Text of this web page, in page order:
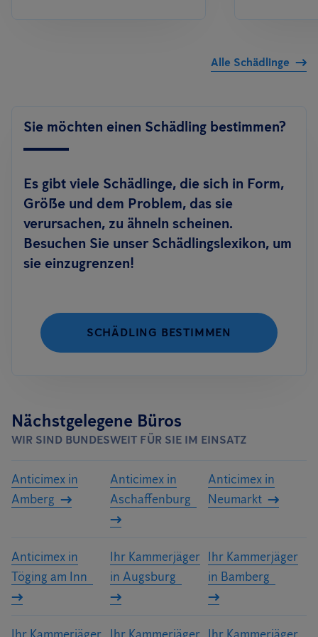
Alle Schädlinge
Sie möchten einen Schädling bestimmen?
Es gibt viele Schädlinge, die sich in Form,
Größe und dem Problem, das sie
verursachen, zu ähneln scheinen.
Besuchen Sie unser Schädlingslexikon, um
sie einzugrenzen!
SCHÄDLING BESTIMMEN
Nächstgelegene Büros
WIR SIND BUNDESWEIT FÜR SIE IM EINSATZ
Anticimex in
Amberg
Anticimex in
Aschaffenburg
Anticimex in
Neumarkt
Anticimex in
Töging am Inn
Ihr Kammerjäger
in Augsburg
Ihr Kammerjäger
in Bamberg